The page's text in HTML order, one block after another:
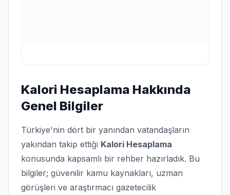
Kalori Hesaplama Hakkında
Genel Bilgiler
Türkiye'nin dört bir yanından vatandaşların
yakından takip ettiği Kalori Hesaplama
konusunda kapsamlı bir rehber hazırladık. Bu
bilgiler; güvenilir kamu kaynakları, uzman
görüşleri ve araştırmacı gazetecilik